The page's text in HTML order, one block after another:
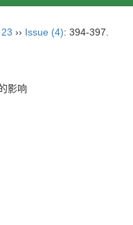
›› Issue (4): 394-397.
影响